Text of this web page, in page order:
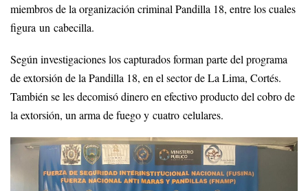
miembros de la organización criminal Pandilla 18, entre los cuales
figura un cabecilla.
Según investigaciones los capturados forman parte del programa
de extorsión de la Pandilla 18, en el sector de La Lima, Cortés.
También se les decomisó dinero en efectivo producto del cobro de
la extorsión, un arma de fuego y cuatro celulares.